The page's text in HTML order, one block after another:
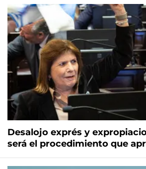
Desalojo exprés y
será el procedimiento que